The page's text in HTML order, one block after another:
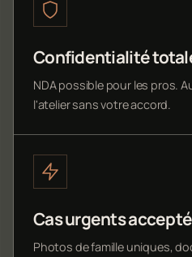
Confidentialité
NDA possible pour les pros.
l'atelier sans votre accord.
Cas urgents
Photos de famille uniques,